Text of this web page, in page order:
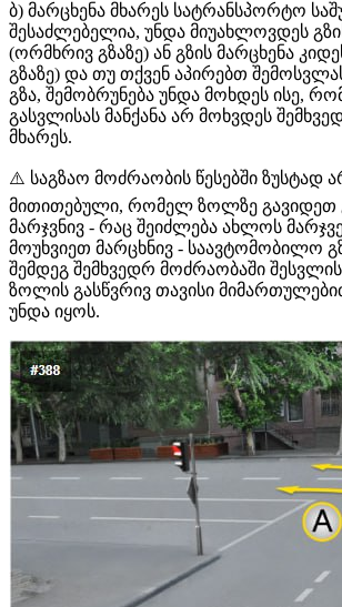
ბ) მარცხენა მხარეს სატრანსპორტო
შესაძლებელია, უნდა მიუახლოვდეს
(ორმხრივ გზაზე) ან გზის მარცხენა
გზაზე) და თუ თქვენ აპირებთ
გზა, შემობრუნება უნდა მოხდეს ისე,
გასვლისას მანქანა არ მოხვდეს
მხარეს.
⚠️ საგზაო მოძრაობის წესებში ზუსტად
მითითებული, რომელ ზოლზე გავიდეთ
მარჯვნივ - რაც შეიძლება ახლოს
მოუხვიეთ მარცხნივ - საავტომობილო
შემდეგ შემხვედრ მოძრაობაში შესვლის
ზოლის გასწვრივ თავისი
უნდა იყოს.